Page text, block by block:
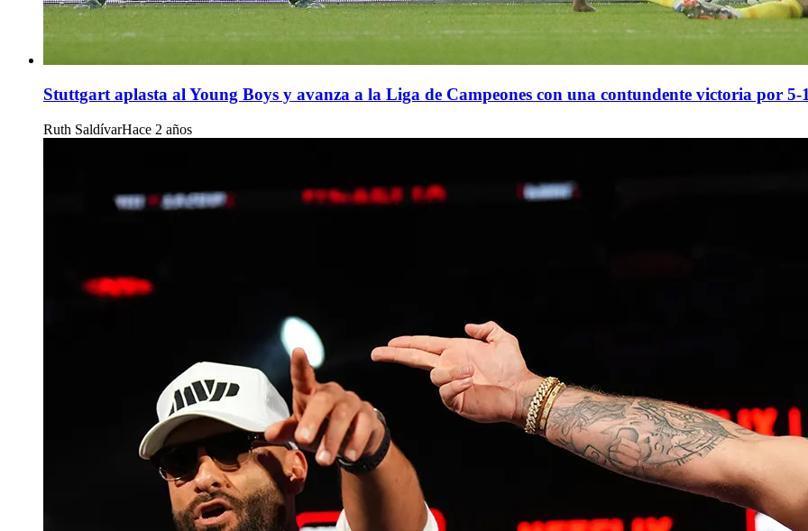
Stuttgart aplasta al Young Boys y avanza a la Liga de Campeones con una contundente victoria por 5-
Ruth SaldívarHace 2 años